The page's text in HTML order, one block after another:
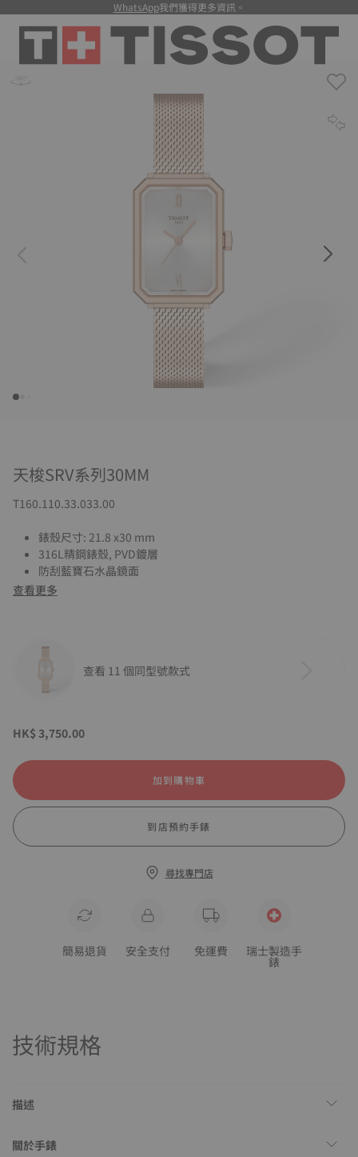
WhatsApp我們獲得更多資訊。
天梭SRV系列30MM
T160.110.33.033.00
錶殼尺寸: 21.8 x30 mm
316L精鋼錶殼, PVD鍍層
防刮藍寶石水晶鏡面
查看更多
查看 11 個同型號款式
HK$ 3,750.00
加到購物車
到店預約手錶
尋找專門店
簡易退貨 安全支付 免運費 瑞士製造手
錶
技術規格
描述
關於手錶